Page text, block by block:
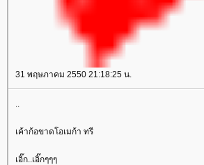
31 พฤษภาคม 2550 21:18:25 น.
..
เค้าก้อขาดโอเมก้า ทรี
เอิ๊ก..เอิ๊กๆๆๆ